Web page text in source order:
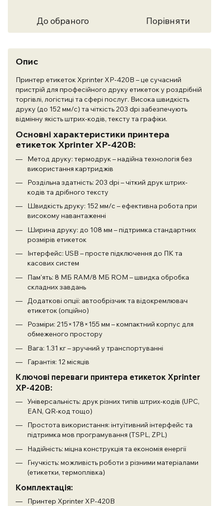
До обраного Порівняти
Опис
Принтер етикеток Xprinter XP-420B – це сучасний
пристрій для професійного друку етикеток у роздрібній
торгівлі, логістиці та сфері послуг. Висока швидкість
друку (до 152 мм/с) та чіткість 203 dpi забезпечують
відмінну якість штрих-кодів, тексту та графіки.
Основні характеристики принтера
етикеток Xprinter XP-420B:
Метод друку: термодрук – надійна технологія без
використання картриджів
Роздільна здатність: 203 dpi – чіткий друк штрих-
кодів та дрібного тексту
Швидкість друку: 152 мм/с – ефективна робота при
високому навантаженні
Ширина друку: до 108 мм – підтримка стандартних
розмірів етикеток
Інтерфейс: USB – просте підключення до ПК та
касових систем
Пам'ять: 8 МБ RAM/8 МБ ROM – швидка обробка
складних завдань
Додаткові опції: автообрізчик та відокремлювач
етикеток (опційно)
Розміри: 215×178×155 мм – компактний корпус для
обмеженого простору
Вага: 1.31 кг – зручний у транспортуванні
Гарантія: 12 місяців
Ключові переваги принтера етикеток Xprinter
XP-420B:
Універсальність: друк різних типів штрих-кодів (UPC,
EAN, QR-код тощо)
Простота використання: інтуїтивний інтерфейс та
підтримка мов програмування (TSPL, ZPL)
Надійність: міцна конструкція та економія енергії
Гнучкість: можливість роботи з різними матеріалами
(етикетки, термоплівка)
Комплектація:
Принтер Xprinter XP-420B